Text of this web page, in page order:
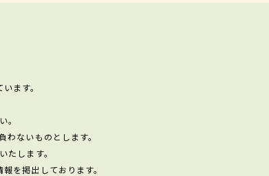
ます。
。
ないものとします。
します。
を掲出しております。